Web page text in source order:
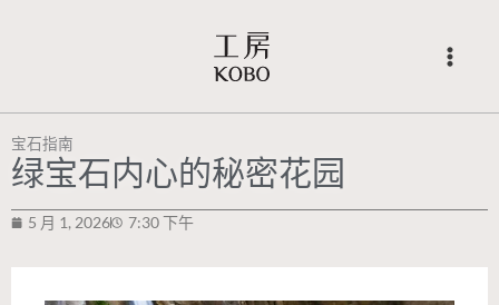
宝石指南
绿宝石内心的秘密花园
5 月 1, 2026 7:30 下午